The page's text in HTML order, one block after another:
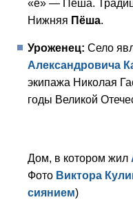
«ё» — Пёша.
Нижняя Пёша.
Уроженец: Село
Александровича
экипажа Николая
годы Великой
Дом, в котором жил
Фото Виктора
сиянием)